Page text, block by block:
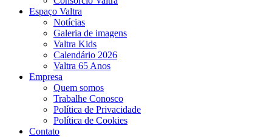
Espaço Valtra
Notícias
Galeria de imagens
Valtra Kids
Calendário 2026
Valtra 65 Anos
Empresa
Quem somos
Trabalhe Conosco
Política de Privacidade
Política de Cookies
Contato